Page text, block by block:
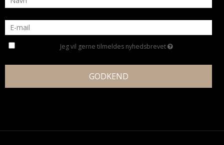
Jeg vil gerne tilmeldes nyhedsbrevet
GODKEND